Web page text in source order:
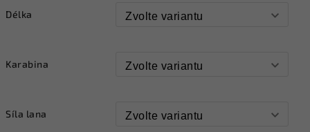
Délka
Karabina
Síla lana